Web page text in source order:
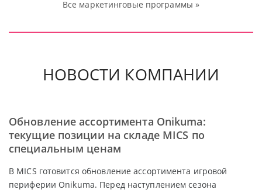
Все маркетинговые программы »
НОВОСТИ КОМПАНИИ
Обновление ассортимента Onikuma:
текущие позиции на складе MICS по
специальным ценам
В MICS готовится обновление ассортимента игровой
периферии Onikuma. Перед наступлением сезона